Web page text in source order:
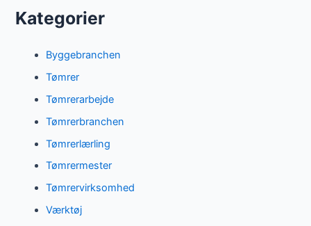
Kategorier
Byggebranchen
Tømrer
Tømrerarbejde
Tømrerbranchen
Tømrerlærling
Tømrermester
Tømrervirksomhed
Værktøj